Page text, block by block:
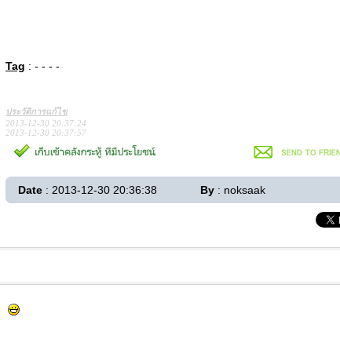
Tag : - - - -
ประวัติการแก้ไข
2013-12-30 20:37:24
2013-12-30 20:37:57
Date : 2013-12-30 20:36:38 By : noksaak